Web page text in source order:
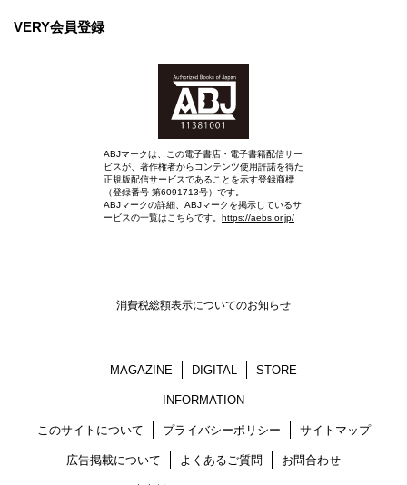
VERY会員登録
ABJマークは、この電子書店・電子書籍配信サー
ビスが、著作権者からコンテンツ使用許諾を得た
正規版配信サービスであることを示す登録商標
（登録番号 第6091713号）です。
ABJマークの詳細、ABJマークを掲示しているサ
ービスの一覧はこちらです。 https://aebs.or.jp/
消費税総額表示についてのお知らせ
MAGAZINE DIGITAL STORE
INFORMATION
このサイトについて プライバシーポリシー サイトマップ
広告掲載について よくあるご質問 お問合わせ